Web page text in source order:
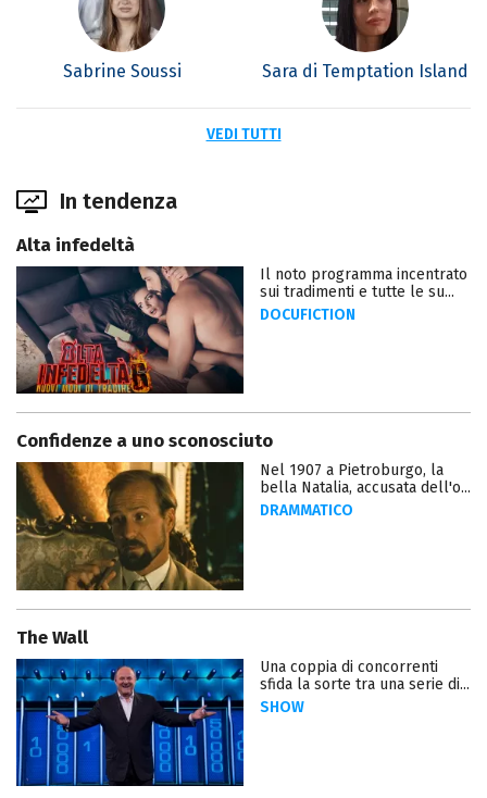
Sabrine Soussi Sara di Temptation Island
VEDI TUTTI
In tendenza
Alta infedeltà
Il noto programma incentrato
sui tradimenti e tutte le su...
DOCUFICTION
Confidenze a uno sconosciuto
Nel 1907 a Pietroburgo, la
bella Natalia, accusata dell'o...
DRAMMATICO
The Wall
Una coppia di concorrenti
sfida la sorte tra una serie di...
SHOW